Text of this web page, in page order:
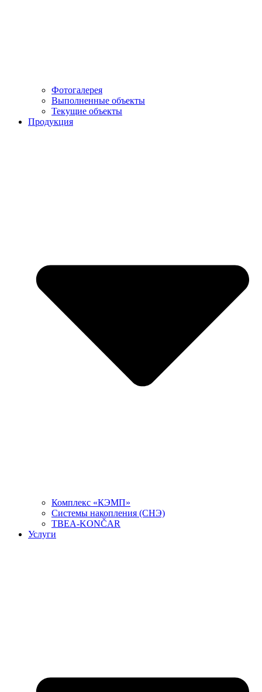
Фотогалерея
Выполненные объекты
Текущие объекты
Продукция
Комплекс «КЭМП»
Системы накопления (СНЭ)
TBEA-KONČAR
Услуги